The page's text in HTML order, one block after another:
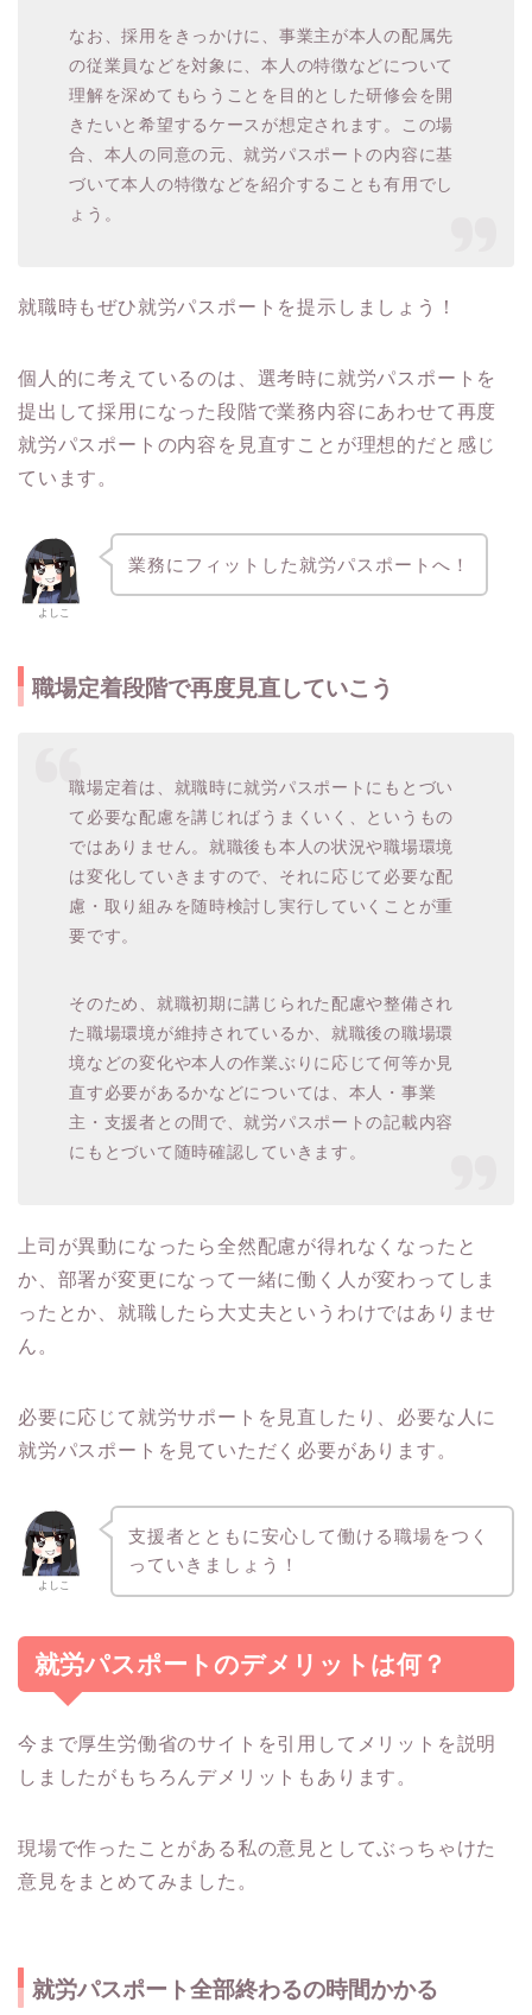
なお、採用をきっかけに、事業主が本人の配属先
の従業員などを対象に、本人の特徴などについて
理解を深めてもらうことを目的とした研修会を開
きたいと希望するケースが想定されます。この場
合、本人の同意の元、就労パスポートの内容に基
づいて本人の特徴などを紹介することも有用でし
ょう。
就職時もぜひ就労パスポートを提示しましょう！
個人的に考えているのは、選考時に就労パスポートを
提出して採用になった段階で業務内容にあわせて再度
就労パスポートの内容を見直すことが理想的だと感じ
ています。
よしこ
業務にフィットした就労パスポートへ！
職場定着段階で再度見直していこう
職場定着は、就職時に就労パスポートにもとづい
て必要な配慮を講じればうまくいく、というもの
ではありません。就職後も本人の状況や職場環境
は変化していきますので、それに応じて必要な配
慮・取り組みを随時検討し実行していくことが重
要です。
そのため、就職初期に講じられた配慮や整備され
た職場環境が維持されているか、就職後の職場環
境などの変化や本人の作業ぶりに応じて何等か見
直す必要があるかなどについては、本人・事業
主・支援者との間で、就労パスポートの記載内容
にもとづいて随時確認していきます。
上司が異動になったら全然配慮が得れなくなったと
か、部署が変更になって一緒に働く人が変わってしま
ったとか、就職したら大丈夫というわけではありませ
ん。
必要に応じて就労サポートを見直したり、必要な人に
就労パスポートを見ていただく必要があります。
よしこ
支援者とともに安心して働ける職場をつく
っていきましょう！
就労パスポートのデメリットは何？
今まで厚生労働省のサイトを引用してメリットを説明
しましたがもちろんデメリットもあります。
現場で作ったことがある私の意見としてぶっちゃけた
意見をまとめてみました。
就労パスポート全部終わるの時間かかる